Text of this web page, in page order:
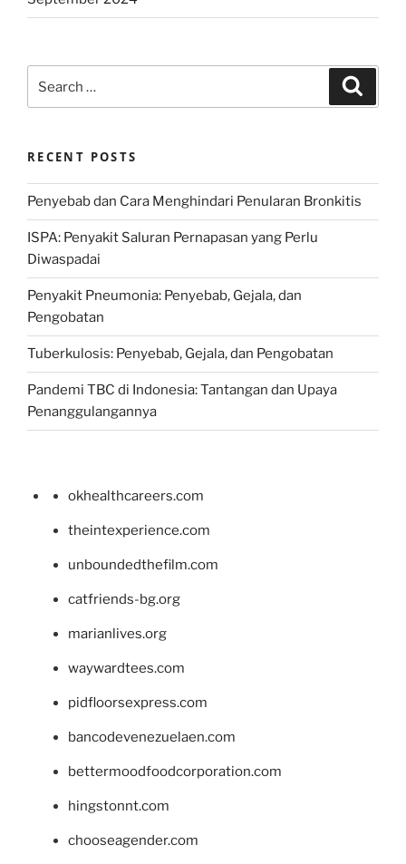
for:
RECENT POSTS
Penyebab dan Cara Menghindari Penularan Bronkitis
ISPA: Penyakit Saluran Pernapasan yang Perlu
Diwaspadai
Penyakit Pneumonia: Penyebab, Gejala, dan
Pengobatan
Tuberkulosis: Penyebab, Gejala, dan Pengobatan
Pandemi TBC di Indonesia: Tantangan dan Upaya
Penanggulangannya
okhealthcareers.com
theintexperience.com
unboundedthefilm.com
catfriends-bg.org
marianlives.org
waywardtees.com
pidfloorsexpress.com
bancodevenezuelaen.com
bettermoodfoodcorporation.com
hingstonnt.com
chooseagender.com